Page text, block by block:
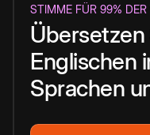
STIMME FÜR 99% DER
Übersetzen
Englischen
Sprachen